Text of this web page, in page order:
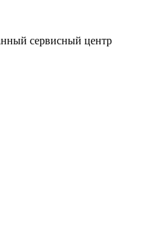
сервисный центр